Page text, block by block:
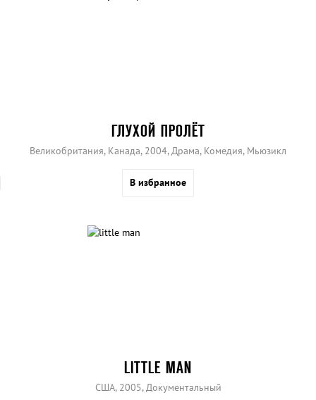
ГЛУХОЙ ПРОЛЁТ
Великобритания, Канада, 2004, Драма, Комедия, Мьюзикл
В избранное
LITTLE MAN
США, 2005, Документальный